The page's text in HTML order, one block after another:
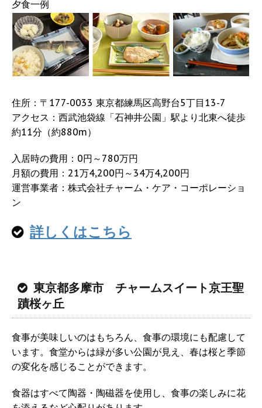
夕食一例
住所：〒177-0033 東京都練馬区高野台5丁目13-7
アクセス：西武池袋線「石神井公園」駅より北東へ徒歩
約11分（約880m）
入居時の費用：0円～780万円
月額の費用：21万4,200円～34万4,200円
運営事業者：株式会社チャーム・ケア・コーポレーショ
ン
詳しくはこちら
東京都多摩市 チャームスイート京王聖
蹟桜ヶ丘
食事が美味しいのはもちろん、食事の環境にも配慮して
います。食堂からは緑が多い公園が見え、春は桜と季節
の変化を感じることができます。
食器はすべて陶器・陶磁器を使用し、食事の楽しみに花